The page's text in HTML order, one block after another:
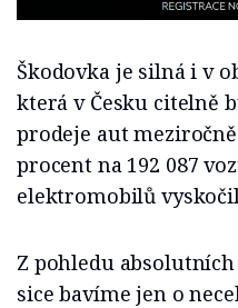
Škodovka je silná i v
která v Česku citelně
prodeje aut
procent na 192 087
elektromobilů
Z pohledu
sice bavíme jen o